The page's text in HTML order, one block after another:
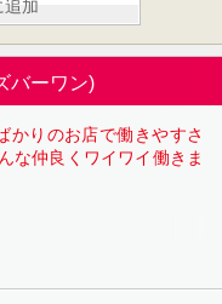
追加
バーワン)
かりのお店で働きやすさ
な仲良くワイワイ働きま